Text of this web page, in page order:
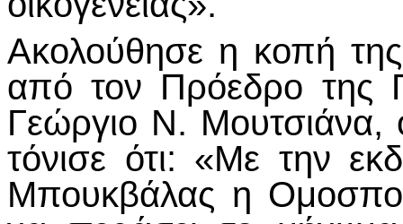
Ακολούθησε η κοπή
από τον Πρόεδρο της
Γεώργιο Ν. Μουτσιάνα,
τόνισε ότι: «Με την
Μπουκβάλας η